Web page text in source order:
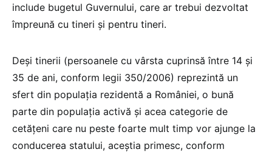
include bugetul Guvernului, care ar trebui dezvoltat
împreună cu tineri și pentru tineri.
Deși tinerii (persoanele cu vârsta cuprinsă între 14 și
35 de ani, conform legii 350/2006) reprezintă un
sfert din populația rezidentă a României, o bună
parte din populația activă și acea categorie de
cetățeni care nu peste foarte mult timp vor ajunge la
conducerea statului, aceștia primesc, conform